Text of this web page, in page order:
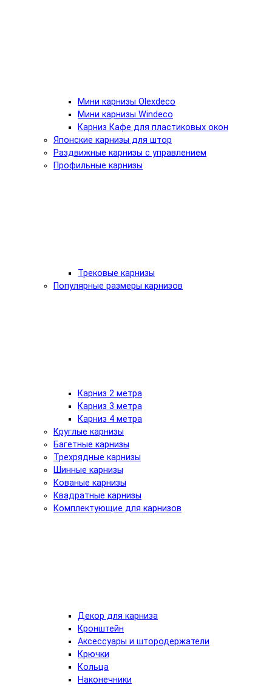
Мини карнизы Olexdeco
Мини карнизы Windeco
Карниз Кафе для пластиковых окон
Японские карнизы для штор
Раздвижные карнизы с управлением
Профильные карнизы
Трековые карнизы
Популярные размеры карнизов
Карниз 2 метра
Карниз 3 метра
Карниз 4 метра
Круглые карнизы
Багетные карнизы
Трехрядные карнизы
Шинные карнизы
Кованые карнизы
Квадратные карнизы
Комплектующие для карнизов
Декор для карниза
Кронштейн
Аксессуары и штородержатели
Крючки
Кольца
Наконечники